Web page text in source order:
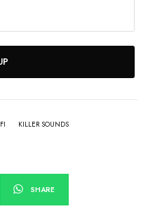
KILLER SOUNDS
SHARE